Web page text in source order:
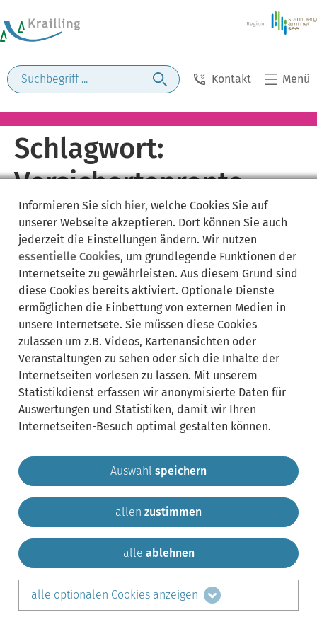
Kontakt Menü
Schlagwort:
Versichertenrente
Gemeinde Krailling Impressum
Sitemap
Kontakt
teilen auf:
LinkedIn
Informieren Sie sich hier, welche Cookies Sie auf
unserer Webseite akzeptieren. Dort können Sie auch
jederzeit die Einstellungen ändern. Wir nutzen
essentielle Cookies, um grundlegende Funktionen der
Internetseite zu gewährleisten. Aus diesem Grund sind
diese Cookies bereits aktiviert. Optionale Dienste
ermöglichen die Einbettung von externen Medien in
unsere Internetsete. Sie müssen diese Cookies
zulassen um z.B. Videos, Kartenansichten oder
Veranstaltungen zu sehen oder sich die Inhalte der
Internetseiten vorlesen zu lassen. Mit unserem
Statistikdienst erfassen wir anonymisierte Daten für
Auswertungen und Statistiken, damit wir Ihren
Internetseiten-Besuch optimal gestalten können.
Auswahl speichern
allen zustimmen
alle ablehnen
alle optionalen Cookies anzeigen